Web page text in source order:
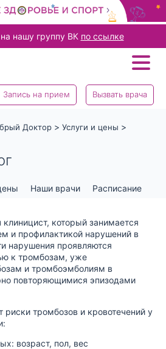
нашу группу ВК по ссылке
Запись на прием Вызвать врача
Доктор > Услуги и цены >
Наши врачи Расписание
который занимается
и профилактикой нарушений в
нарушения проявляются
к тромбозам, уже
и тромбоэмболиям в
повторяющимися эпизодами
риски тромбозов и кровотечений у
возраст, пол, вес